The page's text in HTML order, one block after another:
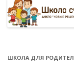
ШКОЛА ДЛЯ